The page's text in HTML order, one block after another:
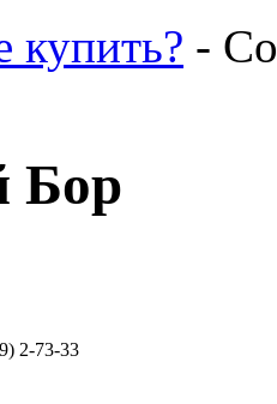
купить? -
Бор
2-73-33